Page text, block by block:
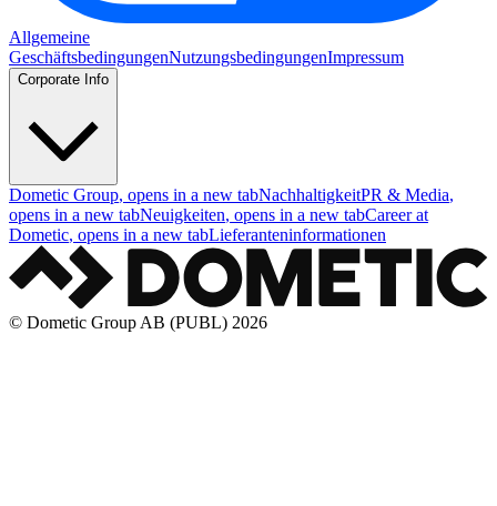
Allgemeine
GeschäftsbedingungenNutzungsbedingungenImpressum
Corporate Info
Dometic Group, opens in a new tabNachhaltigkeitPR & Media,
opens in a new tabNeuigkeiten, opens in a new tabCareer at
Dometic, opens in a new tabLieferanteninformationen
© Dometic Group AB (PUBL) 2026